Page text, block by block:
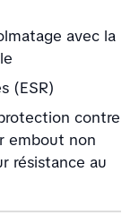
avec la
(ESR)
contre
embout non
résistance au